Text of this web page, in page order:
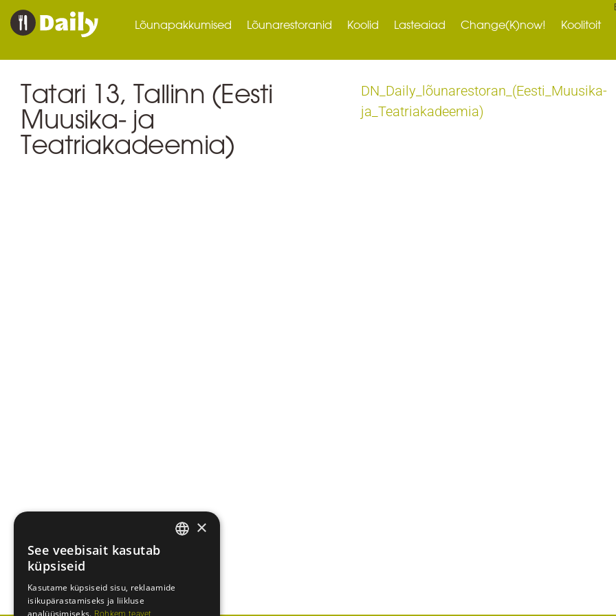
Lõunapakkumised Lõunarestoranid Koolid Lasteaiad Change(K)now! Koolitoit
Tatari 13, Tallinn (Eesti
Muusika- ja
Teatriakadeemia)
DN_Daily_lõunarestoran_(Eesti_Muusika-
ja_Teatriakadeemia)
×
See veebisait kasutab
küpsiseid
Kasutame küpsiseid sisu, reklaamide
isikupärastamiseks ja liikluse
analüüsimiseks. Rohkem teavet